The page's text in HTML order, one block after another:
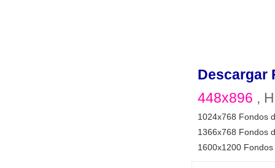
Descargar
448x896 ,
1024x768 Fondos
1366x768 Fondos
1600x1200